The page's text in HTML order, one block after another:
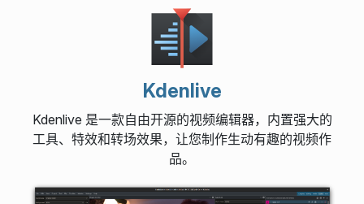
Kdenlive
Kdenlive 是一款自由开源的视频编辑器，内置强大的
工具、特效和转场效果，让您制作生动有趣的视频作
品。